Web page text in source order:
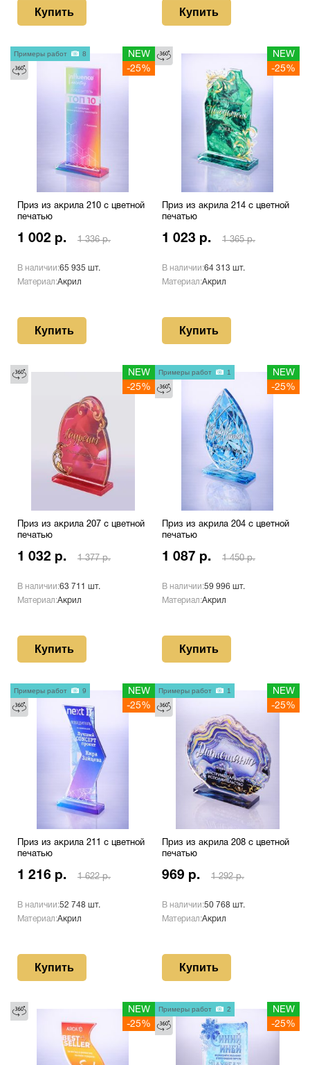
Купить Купить
Приз из акрила 210 с цветной
печатью
1 002 р. 1 336 р.
В наличии:65 935 шт.
Материал:Акрил
Купить
NEW
-25%
Примеры работ 8
Приз из акрила 214 с цветной
печатью
1 023 р. 1 365 р.
В наличии:64 313 шт.
Материал:Акрил
Купить
NEW
-25%
Приз из акрила 207 с цветной
печатью
1 032 р. 1 377 р.
В наличии:63 711 шт.
Материал:Акрил
Купить
NEW
-25%
Приз из акрила 204 с цветной
печатью
1 087 р. 1 450 р.
В наличии:59 996 шт.
Материал:Акрил
Купить
NEW
-25%
Примеры работ 1
Приз из акрила 211 с цветной
печатью
1 216 р. 1 622 р.
В наличии:52 748 шт.
Материал:Акрил
Купить
NEW
-25%
Примеры работ 9
Приз из акрила 208 с цветной
печатью
969 р. 1 292 р.
В наличии:50 768 шт.
Материал:Акрил
Купить
NEW
-25%
Примеры работ 1
NEW
-25%
NEW
-25%
Примеры работ 2